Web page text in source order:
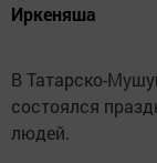
Иркеняша
В Татарско-
состоялся
людей.